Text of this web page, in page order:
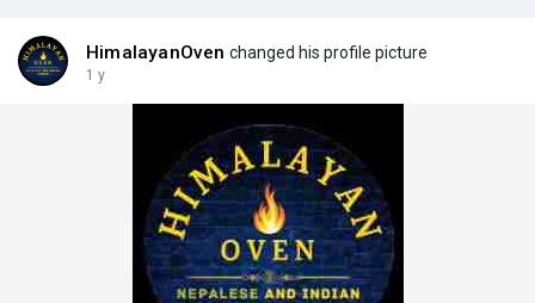
HimalayanOven changed his profile picture
1 y